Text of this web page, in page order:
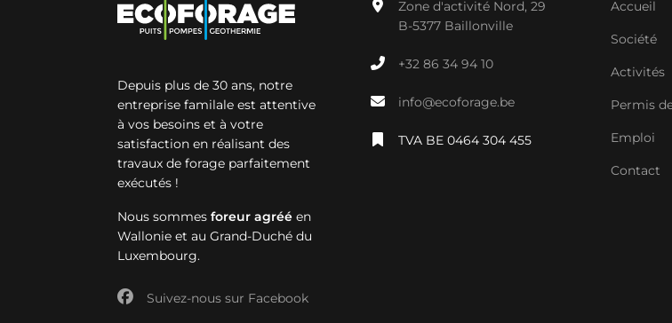
Depuis plus de 30 ans, notre
entreprise familale est attentive
à vos besoins et à votre
satisfaction en réalisant des
travaux de forage parfaitement
exécutés !
Nous sommes foreur agréé en
Wallonie et au Grand-Duché du
Luxembourg.
Suivez-nous sur Facebook
Zone d'activité Nord, 29
B-5377 Baillonville
+32 86 34 94 10
info@ecoforage.be
TVA BE 0464 304 455
Accueil
Société
Activités
Permis
Emploi
Contact